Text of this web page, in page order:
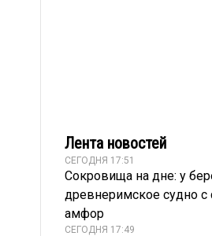
Лента новостей
СЕГОДНЯ 17:51
Сокровища на дне: у
древнеримское судно
амфор
СЕГОДНЯ 17:49